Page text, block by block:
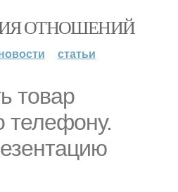
ОТНОШЕНИЙ
статьи
товар
телефону.